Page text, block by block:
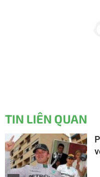
TIN LIÊN QUAN